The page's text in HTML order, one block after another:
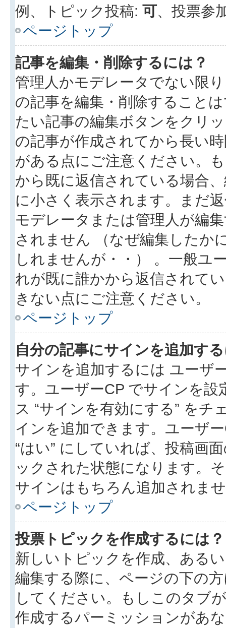
例、トピック投稿: 可、投票参
ページトップ
記事を編集・削除するには？
管理人かモデレータでない限
の記事を編集・削除すること
たい記事の編集ボタンをクリ
の記事が作成されてから長い
がある点にご注意ください。
から既に返信されている場合
に小さく表示されます。まだ
モデレータまたは管理人が編
されません （なぜ編集したか
しれませんが・・） 。一般ユ
れが既に誰かから返信されて
きない点にご注意ください。
ページトップ
自分の記事にサインを追加す
サインを追加するには ユーザ
す。ユーザーCP でサインを
ス “サインを有効にする” を
インを追加できます。ユーザ
“はい” にしていれば、投稿画
ックされた状態になります。
サインはもちろん追加されま
ページトップ
投票トピックを作成するには？
新しいトピックを作成、ある
編集する際に、ページの下の
してください。もしこのタブ
作成するパーミッションがあ